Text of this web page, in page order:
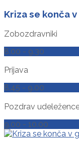
Kriza se konča
Zobozdravniki
8.00 - 9.30
Prijava
8.45 - 9.00
Pozdrav
9.00 - 10.00